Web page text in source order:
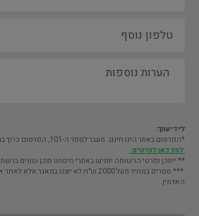
לידיעתך:
*הפרסום באתר הינו חינם. מעבר לספר ה-101, הפרסום כרוך בתשלום שנתי
לחץ כאן לפרטים.
** ייתכן ופרטי הרשומה יופיעו באתרי חיפוש תוכן שונים ברשת
*** ספרים במחיר מעל 2000 ש"ח לא יוצגו במאגר אלא לאחר אישור
האדמין.